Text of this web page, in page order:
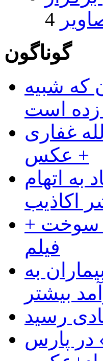
گوناگون
که شبیه
غفاری
+ عکس
به اتهام
اکاذیب
سوخت +
فیلم
به
بیشتر
رسید
در پارس